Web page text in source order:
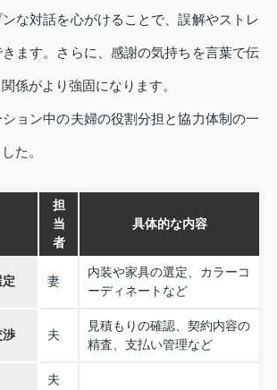
な対話を心がけることで、誤解やストレ
ます。さらに、感謝の気持ちを言葉で伝
係がより強固になります。
ョン中の夫婦の役割分担と協力体制の一
た。
担
当
者
具体的な内容
妻
内装や家具の選定、カラーコ
ーディネートなど
渉 夫
見積もりの確認、契約内容の
精査、支払い管理など
夫